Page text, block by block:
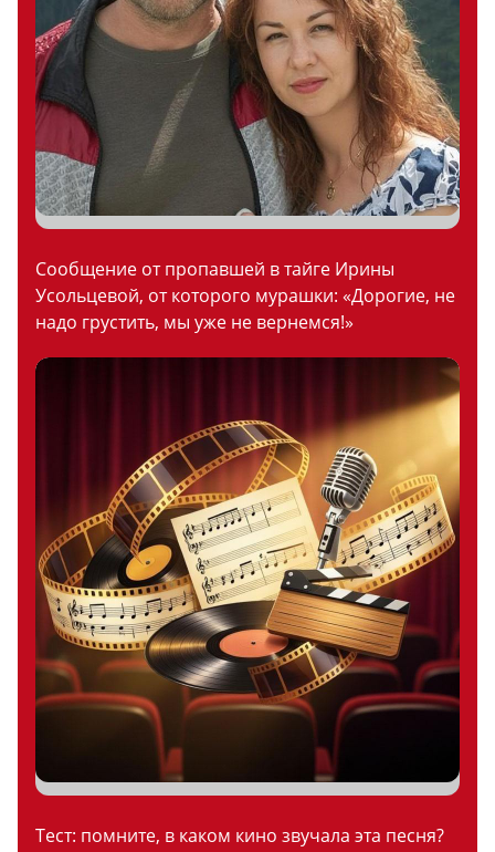
Сообщение от пропавшей в тайге Ирины
Усольцевой, от которого мурашки: «Дорогие, не
надо грустить, мы уже не вернемся!»
Тест: помните, в каком кино звучала эта песня?